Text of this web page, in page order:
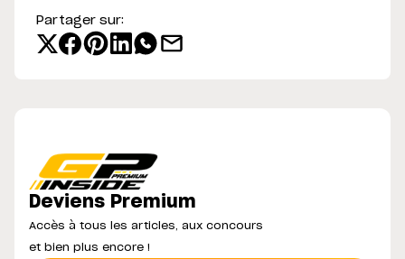
Partager sur:
Deviens Premium
Accès à tous les articles, aux concours
et bien plus encore !